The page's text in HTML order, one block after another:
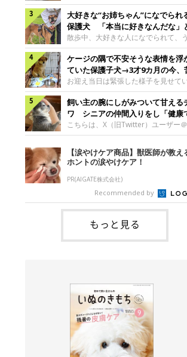
したのでしょうか。今回は、神楽ち
成長を飼い主さんと振り返ります！神
ゃんの成長について聞いた！お迎えか
日後の神楽ちゃん（撮影時生後2カ月
Kus1oKg2vsgdWS2――お迎え当初
ちゃんの様子について教えてくださ
い主さん： 「お迎え当日から“ヘソ天”
るようなコでし
犬。あれから2カ月、表情や行動に
まな変化が見られるようになりました
び疲れて眠る生後2カ月のなっちゃん
疲れた様子のなっちゃん。@Pkndg_
するのは、X（旧Twitter）ユーザー
@Pkndg_さんの愛犬・なっちゃん（
時、生後4カ月／柴犬）。こちらの
は、なっちゃんが生後2カ月のころに
された一枚です。この日、なっちゃ
族と一緒におもちゃで遊んでいました
くさん遊んで疲れたのか、その後は眠
めたそうです。眠るなっちゃん。
@Pkndg_
大好きな“お姉ちゃん”になでられ
保護犬 「本当に好きなんだな」
じる表情にほっこり
散歩中、大好きな人になでられて、
そうな表情を見せる元保護犬。甘え
な姿に、見ているこちらまでほっこ
す。大好きな“お姉ちゃん”に甘える小
くん妹さんになでてもらい、うれし
表情を見せる小次郎くん（2026年6
影）。@mika_Jimmy紹介するのは、X
Twitter）ユーザー@mika_Jimmyさん
犬・小次郎くん（撮影時5才）。こち
は、飼い主さんの妹さんと一緒に散
日、飼い主さんは実家から自宅へ帰
中、妹さんと公園で待ち合わせ
ケージの隅で不安そうな表情を浮
ていた保護子犬→3才9カ月の今、
を克服し頼もしいコに成長！
お迎え当日は緊張した様子を見せて
野犬の保護子犬。あれから約3年半
だったことを一つひとつ克服し、家族
り添う姿を見せています。お迎え当日
ージの隅で不安そうにお迎え当日のシ
アちゃん。@nemonemotos今回紹
のは、X（旧Twitter）ユーザー
@nemonemotosさんの愛犬・シルビ
ゃん（撮影当時、生後推定2カ月）。
主さんが「#最初に撮った一枚」とし
稿した写真には、ケージの隅で不安そ
表情を浮かべるシルビアちゃんの姿が
ていました。こちらは、保護犬だった
飼い主の腕にしがみついて甘える
ワ シニアの仲間入りをし「健康
やかな暮らしが続いてほしい」と
こちらは、X（旧Twitter）ユーザー＠
kotubusuke617さんが投稿した写真
っているのは、愛犬でチワワのつぶし
（本名：こつぶちゃん）です。飼い主
の腕にしがみつくつぶしゃん（撮影時
才）＠kotubusuke617撮影当時の状
ついて伺うと、飼い主さんはこう教え
れました。飼い主さん： 「ある休日
とです。私がソファに座った途端にひ
上にのってきたので、そのままなでな
テレビを見ていたのですが、微動だに
いので気になって見てみると、腕にし
【涙やけケア商品】獣医師が教え
ホントの涙やけケア！
PR(AIGATE株式会社)
Recommended by
もっと見る